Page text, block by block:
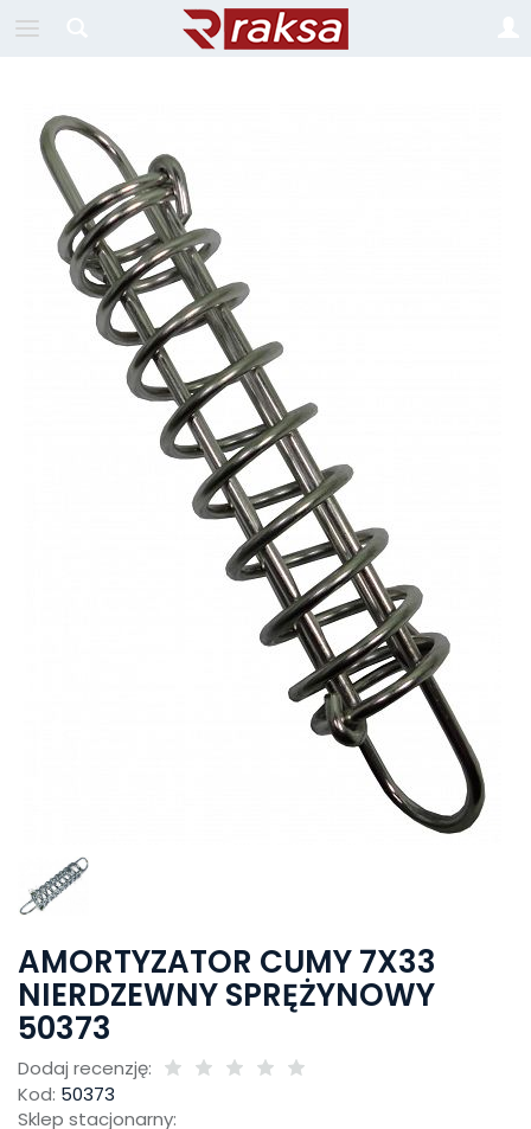
AMORTYZATOR CUMY 7X33
NIERDZEWNY SPRĘŻYNOWY
50373
Dodaj recenzję:
Kod: 50373
Sklep stacjonarny: